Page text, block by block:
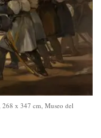
x 347 cm, Museo del